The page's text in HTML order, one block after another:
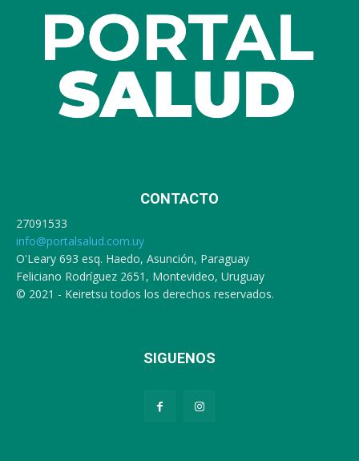
CONTACTO
27091533
info@portalsalud.com.uy
O'Leary 693 esq. Haedo, Asunción, Paraguay
Feliciano Rodríguez 2651, Montevideo, Uruguay
© 2021 - Keiretsu todos los derechos reservados.
SIGUENOS